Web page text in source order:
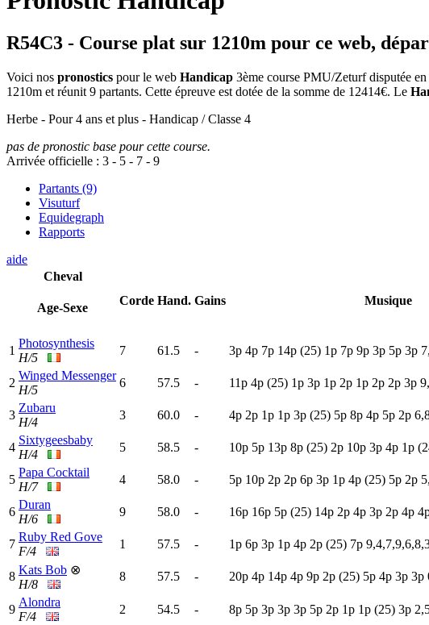
R54C3 - Course plat sur 1210m pour ce web,
Voici nos pronostics pour le web Handicap 3ème course PMU/Zeturf disputée
1210m et réunit 9 partants. Cette épreuve est dotée de la somme de 12414€. Le
Herbe - Pour 4 ans et plus - Handicap / Classe 4
pas de pronostic base pour cette course.
Arrivée officielle : 3 - 5 - 7 - 9
Partants (9)
Visuturf
Equidegraph
Rapports
aide
Cheval
Age-Sexe
Corde Hand. Gains Musique
1
Photosynthesis
H/5
7 61.5 - 3p 4p 7p 14p (25) 1p 7p 9p 3p 5p 3p
2
Winged Messenger
H/5
6 57.5 - 11p 4p (25) 1p 3p 1p 2p 1p 2p 2p 3p
3
Zubaru
H/4
3 60.0 - 4p 2p 1p 1p 3p (25) 5p 8p 4p 5p 2p
4
Sixtygeesbaby
H/4
5 58.5 - 10p 5p 13p 8p (25) 2p 10p 3p 4p 1p
5
Papa Cocktail
H/7
4 58.0 - 5p 10p 2p 2p 6p 3p 1p 4p (25) 5p 2p
6
Duran
H/6
9 58.0 - 16p 16p 5p (25) 14p 2p 4p 3p 2p 4p 4
7
Ruby Red Gove
F/4
1 57.5 - 1p 6p 3p 1p 4p 2p (25) 7p
8 Kats Bob ⊗
H/8
8 57.5 - 20p 4p 14p 4p 9p 2p (25) 5p 4p 3p 3p
9
Alondra
F/4
2 54.5 - 8p 5p 3p 3p 3p 5p 2p 1p 1p (25) 3p